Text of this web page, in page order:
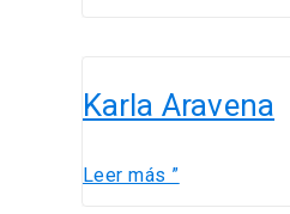
Karla Aravena
Aravena
Leer más ”